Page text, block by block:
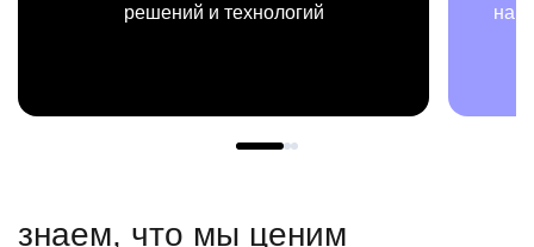
решений и технологий
нашей работы
знаем, что мы ценим